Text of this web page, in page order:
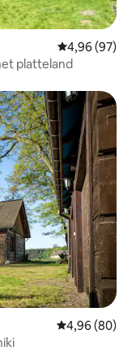
Gemiddelde
4,96 (97)
platteland
Gemiddelde
4,96 (80)